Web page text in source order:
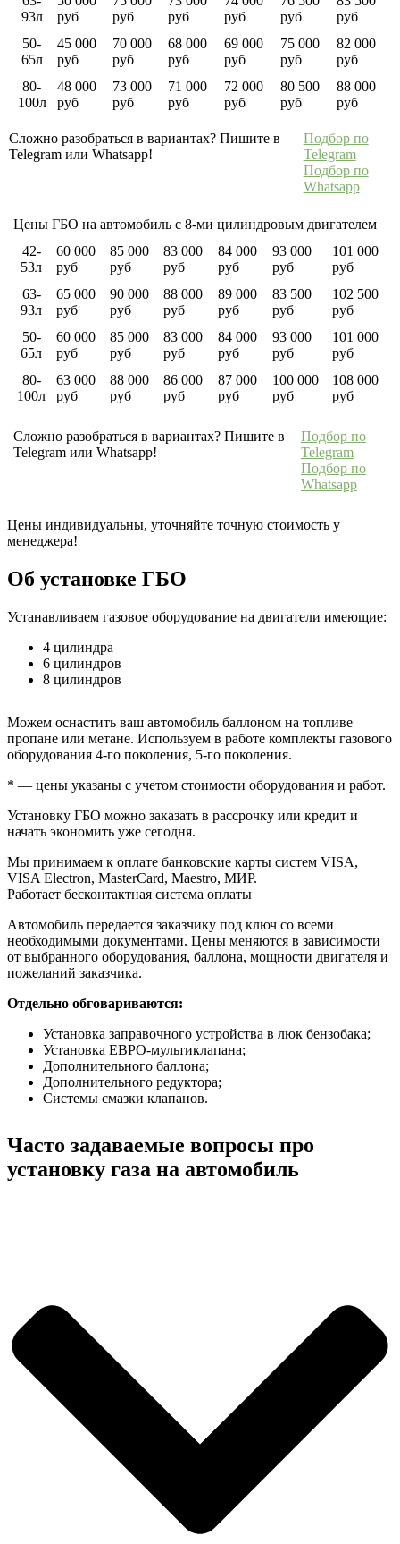
93л
руб
руб
руб
руб
руб
руб
50-
65л
45 000
руб
70 000
руб
68 000
руб
69 000
руб
75 000
руб
82 000
руб
80-
100л
48 000
руб
73 000
руб
71 000
руб
72 000
руб
80 500
руб
88 000
руб
Сложно разобраться в вариантах? Пишите в
Telegram или Whatsapp!
Подбор по
Telegram
Подбор по
Whatsapp
Цены ГБО на автомобиль с 8-ми цилиндровым двигателем
42-
53л
60 000
руб
85 000
руб
83 000
руб
84 000
руб
93 000
руб
101 000
руб
63-
93л
65 000
руб
90 000
руб
88 000
руб
89 000
руб
83 500
руб
102 500
руб
50-
65л
60 000
руб
85 000
руб
83 000
руб
84 000
руб
93 000
руб
101 000
руб
80-
100л
63 000
руб
88 000
руб
86 000
руб
87 000
руб
100 000
руб
108 000
руб
Сложно разобраться в вариантах? Пишите в
Telegram или Whatsapp!
Подбор по
Telegram
Подбор по
Whatsapp
Цены индивидуальны, уточняйте точную стоимость у
менеджера!
Об установке ГБО
Устанавливаем газовое оборудование на двигатели имеющие:
4 цилиндра
6 цилиндров
8 цилиндров
Можем оснастить ваш автомобиль баллоном на топливе
пропане или метане. Используем в работе комплекты газового
оборудования 4-го поколения, 5-го поколения.
* — цены указаны с учетом стоимости оборудования и работ.
Установку ГБО можно заказать в рассрочку или кредит и
начать экономить уже сегодня.
Мы принимаем к оплате банковские карты систем VISA,
VISA Electron, MasterCard, Maestro, МИР.
Работает бесконтактная система оплаты
Автомобиль передается заказчику под ключ со всеми
необходимыми документами. Цены меняются в зависимости
от выбранного оборудования, баллона, мощности двигателя и
пожеланий заказчика.
Отдельно обговариваются:
Установка заправочного устройства в люк бензобака;
Установка ЕВРО-мультиклапана;
Дополнительного баллона;
Дополнительного редуктора;
Системы смазки клапанов.
Часто задаваемые вопросы про
установку газа на автомобиль